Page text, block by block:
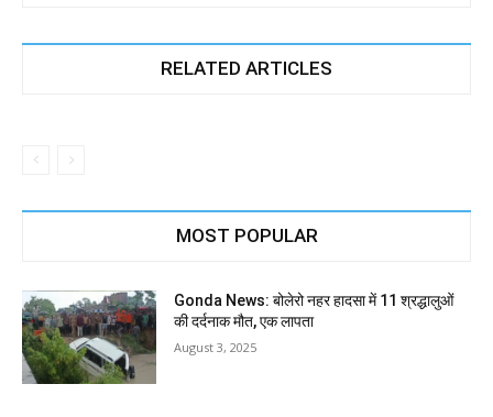
RELATED ARTICLES
MOST POPULAR
Gonda News: बोलेरो नहर हादसा में 11 श्रद्धालुओं
की दर्दनाक मौत, एक लापता
August 3, 2025